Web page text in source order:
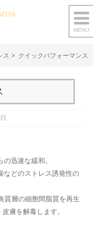
MENU
ス クイックパフォーマンス
迅速な緩和。
などのストレス誘発性の
質層の細胞間脂質を再⽣
膚を解毒します。